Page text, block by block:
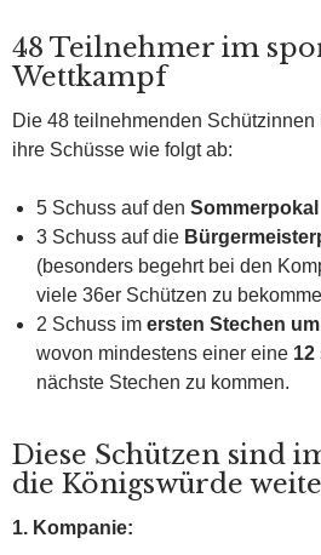
48 Teilnehmer im
Wettkampf
Die 48 teilnehmenden
ihre Schüsse wie folgt ab:
5 Schuss auf den Sommerpokal
3 Schuss auf die
(besonders begehrt bei den
viele 36er Schützen zu
2 Schuss im ersten Stechen
wovon mindestens einer eine 12
nächste Stechen zu kommen.
Diese Schützen sind
die Königswürde
1. Kompanie: